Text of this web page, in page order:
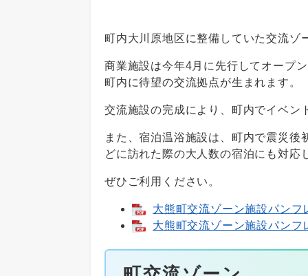
町内大川原地区に整備していた交流ゾ
商業施設は今年4月に先行してオープ
町内に待望の交流拠点が生まれます。
交流施設の完成により、町内でイベン
また、宿泊温浴施設は、町内で震災
どに訪れた際の大人数の宿泊にも対応
ぜひご利用ください。
大熊町交流ゾーン施設パン
大熊町交流ゾーン施設パン